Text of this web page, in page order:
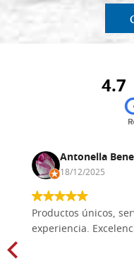
4.7
Antonella
18/12/2025
Productos únicos,
experiencia.